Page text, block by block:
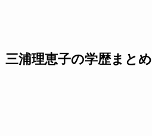
三浦理恵子の学歴まとめ